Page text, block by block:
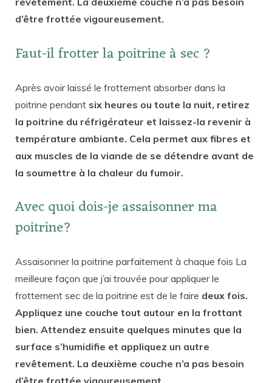
d’être frottée vigoureusement.
Faut-il frotter la poitrine à sec ?
Après avoir laissé le frottement absorber dans la
poitrine pendant six heures ou toute la nuit, retirez
la poitrine du réfrigérateur et laissez-la revenir à
température ambiante. Cela permet aux fibres et
aux muscles de la viande de se détendre avant de
la soumettre à la chaleur du fumoir.
Avec quoi dois-je assaisonner ma
poitrine?
Assaisonner la poitrine parfaitement à chaque fois La
meilleure façon que j’ai trouvée pour appliquer le
frottement sec de la poitrine est de le faire deux fois.
Appliquez une couche tout autour en la frottant
bien. Attendez ensuite quelques minutes que la
surface s’humidifie et appliquez un autre
revêtement. La deuxième couche n’a pas besoin